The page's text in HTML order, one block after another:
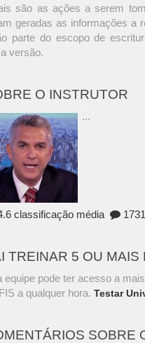
são as ações a serem
geradas as informações a
parte do escopo de
versão.
O INSTRUTOR
...
classificação média
TREINAR 5 OU MAIS
equipe pode ter acesso a
a qualquer hora.Testar
SOBRE